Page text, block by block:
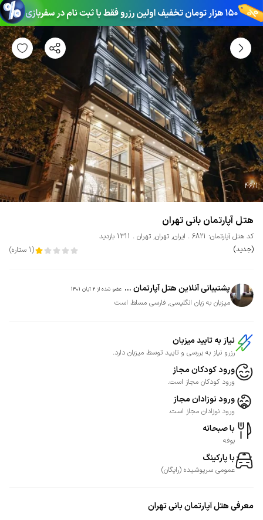
46/1
هتل آپارتمان بانی تهران
کد هتل آپارتمان: 6821 ایران, تهران, تهران
1311 بازدید
(جدید)
(
1 ستاره)
پشتیبانی آنلاین هتل آپارتمان ... عضو شده از 2 آبان 1401
میزبان به زبان انگلیسی, فارسی مسلط است
نیاز به تایید میزبان
رزرو نیاز به بررسی و تایید توسط میزبان دارد.
ورود کودکان مجاز
ورود کودکان مجاز است.
ورود نوزادان مجاز
ورود نوزادان مجاز است.
با صبحانه
بوفه
با پارکینگ
عمومی سرپوشیده (رایگان)
معرفیهتل آپارتمان بانی تهران